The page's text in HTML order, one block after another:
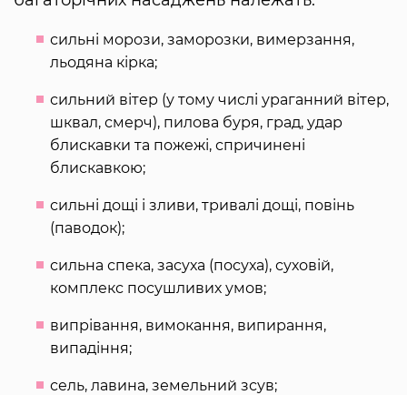
сильні морози, заморозки, вимерзання,
льодяна кірка;
сильний вітер (у тому числі ураганний вітер,
шквал, смерч), пилова буря, град, удар
блискавки та пожежі, спричинені
блискавкою;
сильні дощі і зливи, тривалі дощі, повінь
(паводок);
сильна спека, засуха (посуха), суховій,
комплекс посушливих умов;
випрівання, вимокання, випирання,
випадіння;
сель, лавина, земельний зсув;